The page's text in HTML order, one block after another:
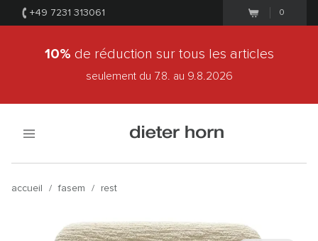
+49 7231 313061 0
10% de réduction sur tous les articles
seulement du 7.8. au 9.8.2026
accueil / fasem / rest